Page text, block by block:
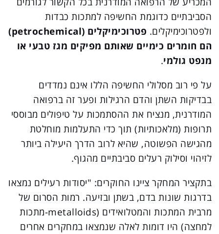
הסביבתיים כדוגמת החשיפה למתכות כבדות
ולפטרוכימיקלים.
פטרוכימיקלים (petrochemical)
הם חומרים כימיים שאותם מפיקים מגז טבעי או
מנפט גולמי.
על פי רוב מסלולי החשיפה הללו אינם נמדדים
בבדיקות השתן והדם הרגילות ופער זה ברפואה
המודרנית, מנציח את ההסתמכות על טיפולים מבוססי
תרופות (מלאכותיות) תוך כדי התעלמות מוחלטת
מהגישה הפשוטה, שהיא לרוב הדרך היעילה ביותר
לזיהוי וסילוק רעלים סביבתיים מהגוף.
בתקציר המחקר ציינו החוקרים: "יסודות רעילים נמצאו
בדרגות שונות בדם, בשתן ובזיעה. רמות הסרום של
מרבית המתכות והמטלואידים (metalloids-מתכות
למחצה) היו דומות לאלה שנמצאו במחקרים אחרים